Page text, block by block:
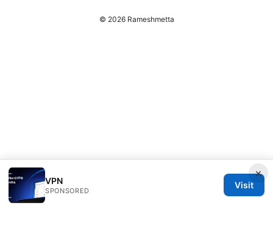
×
VPN
SPONSORED
Visit
© 2026 Rameshmetta